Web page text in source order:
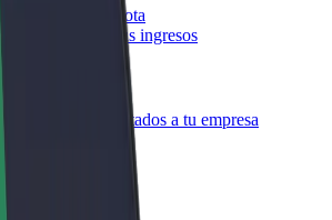
propietario de flota
Bolt y potencia tus ingresos
de Bolt adaptados a tu empresa